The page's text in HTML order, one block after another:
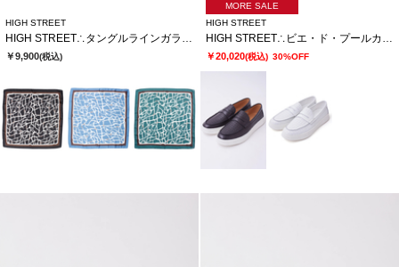
HIGH STREET
HIGH STREET∴タングルラインガラリングツキアスコットタイ
￥9,900(税込)
MORE SALE
HIGH STREET
HIGH STREET∴ビエ・ド・プールカタオシドレススニーカー
￥20,020(税込) 30%OFF